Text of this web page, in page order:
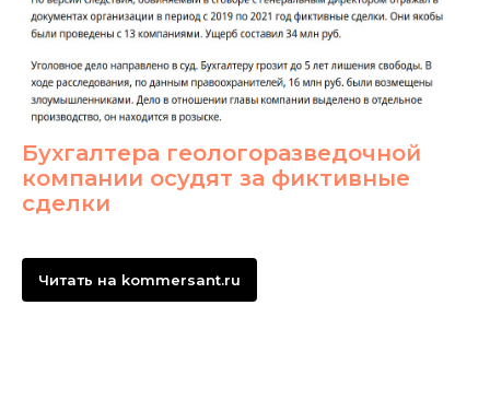
Бухгалтера геологоразведочной
компании осудят за фиктивные
сделки
Читать на kommersant.ru